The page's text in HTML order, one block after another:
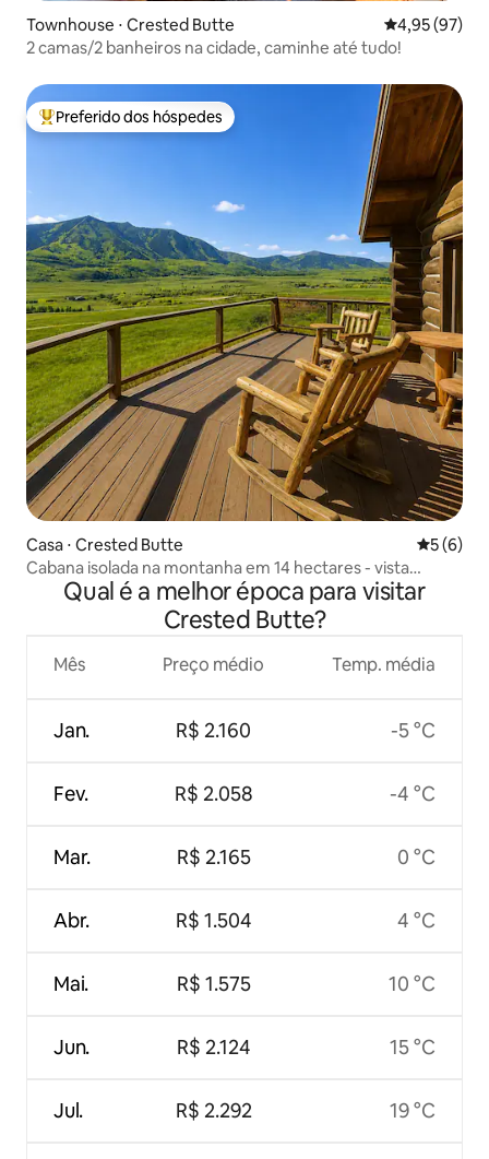
Townhouse ⋅ Crested Butte 4,95 de uma
4,95 (97)
2 camas/2 banheiros na cidade, caminhe até tudo!
Entre os melhores preferidos dos hóspedes
Preferido dos hóspedes
Casa ⋅ Crested Butte 5 de
5 (6)
Cabana isolada na montanha em 14 hectares - vista
infinitaQual é a melhor época para visitar
Crested Butte?
Mês
Jan.
Fev.
Mar.
Abr.
Mai.
Jun.
Jul.
Preço médio
R$ 2.160
R$ 2.058
R$ 2.165
R$ 1.504
R$ 1.575
R$ 2.124
R$ 2.292
Temp. média
-5 °C
-4 °C
0 °C
4 °C
10 °C
15 °C
19 °C